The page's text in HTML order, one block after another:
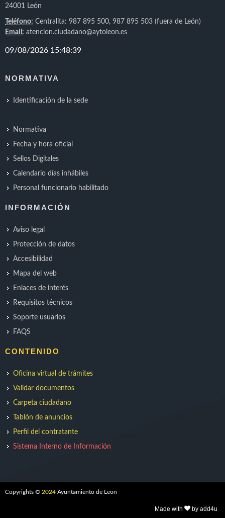
24001 León
Teléfono: Centralita: 987 895 500, 987 895 503 (fuera de León)
Email: atencion.ciudadano@aytoleon.es
NORMATIVA
Identificación de la sede
Normativa
Fecha y hora oficial
Sellos Digitales
Calendario días inhábiles
Personal funcionario habilitado
INFORMACIÓN
Aviso legal
Protección de datos
Accesibilidad
Mapa del web
Enlaces de interés
Requisitos técnicos
Soporte usuarios
FAQS
CONTENIDO
Oficina virtual de trámites
Validar documentos
Carpeta ciudadano
Tablón de anuncios
Perfil del contratante
Sistema Interno de Información
Copyrights © 2024 Ayuntamiento de Leon
Made with by add4u